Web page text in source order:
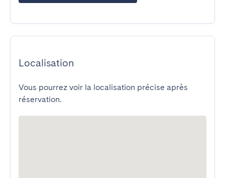
Localisation
Vous pourrez voir la localisation précise après
réservation.